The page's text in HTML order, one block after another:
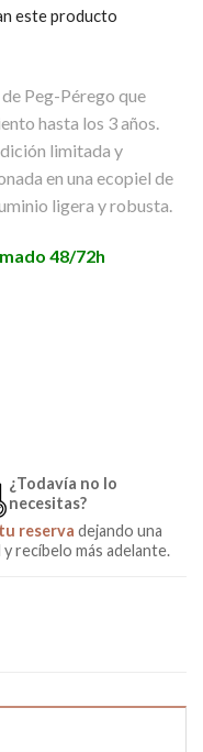
este producto
Peg-Pérego que
hasta los 3 años.
limitada y
en una ecopiel de
ligera y robusta.
48/72h
¿Todavía no lo
necesitas?
reserva dejando una
y recíbelo más adelante.